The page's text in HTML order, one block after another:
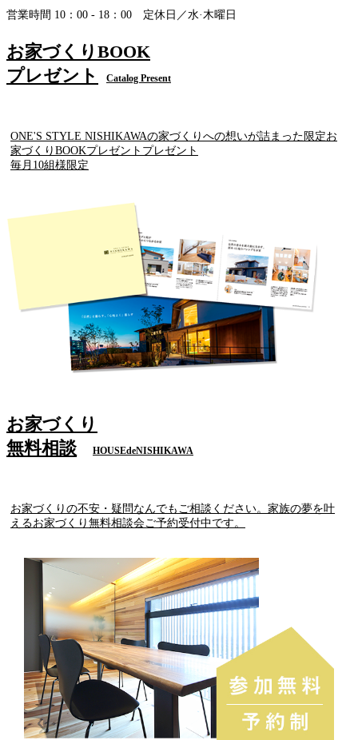
営業時間 10：00 - 18：00 定休日／水·木曜日
お家づくりBOOK
プレゼント
Catalog Present
ONE'S STYLE NISHIKAWAの家づくりへの想いが詰まった限定お
家づくりBOOKプレゼントプレゼント
毎月10組様限定
お家づくり
無料相談
HOUSEdeNISHIKAWA
お家づくりの不安・疑問なんでもご相談ください。家族の夢を叶
えるお家づくり無料相談会ご予約受付中です。